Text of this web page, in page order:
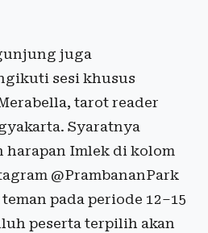
juga
sesi khusus
tarot reader
Syaratnya
harapan Imlek di kolom
@PrambananPark
pada periode 12–15
peserta terpilih akan